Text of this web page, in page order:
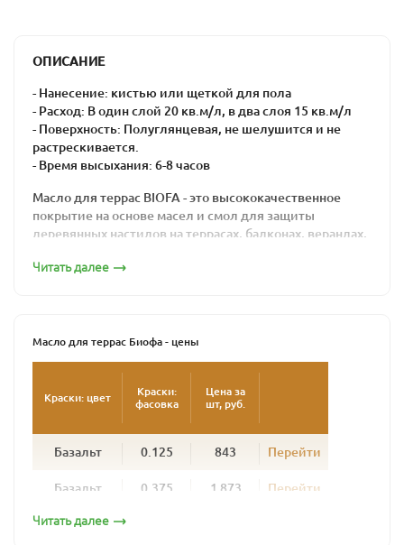
ОПИСАНИЕ
- Нанесение: кистью или щеткой для пола
- Расход: В один слой 20 кв.м/л, в два слоя 15 кв.м/л
- Поверхность: Полуглянцевая, не шелушится и не
растрескивается.
- Время высыхания: 6-8 часов
Масло для террас BIOFA - это высококачественное
покрытие на основе масел и смол для защиты
деревянных настилов на террасах, балконах, верандах,
поверхностей из европейских пород древесины.
ранее обработанной маслами. Глубоко пропитывая
образует пленки и позволяет дереву «дышать».
Продукт изготовлен из природных, натуральных
компонентов, не вызывает аллергической реакции как
поверхность от биопоражений: плесени, грибков и
Читать далее
Масло для террас Биофа - цены
Краски: цвет
Краски:
фасовка
Цена за
шт, руб.
Базальт 0.125 843 Перейти
Базальт 0.375 1 873 Перейти
Базальт
Читать далее